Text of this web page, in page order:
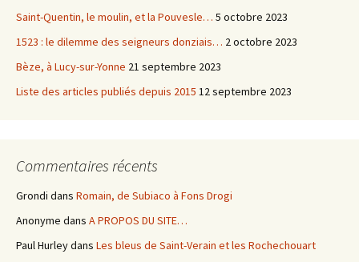
Saint-Quentin, le moulin, et la Pouvesle… 5 octobre 2023
1523 : le dilemme des seigneurs donziais… 2 octobre 2023
Bèze, à Lucy-sur-Yonne 21 septembre 2023
Liste des articles publiés depuis 2015 12 septembre 2023
Commentaires récents
Grondi dans Romain, de Subiaco à Fons Drogi
Anonyme dans A PROPOS DU SITE…
Paul Hurleydans Les bleus de Saint-Verain et les Rochechouart